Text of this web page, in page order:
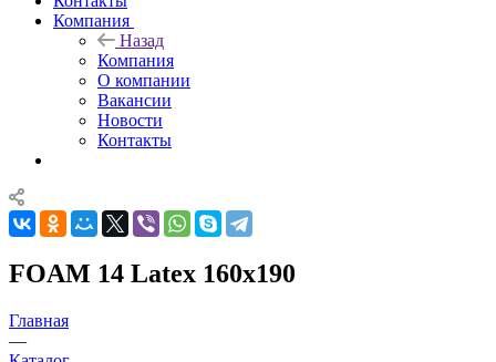
Компания
Назад
Компания
О компании
Вакансии
Новости
Контакты
FOAM 14 Latex 160x190
Главная
—